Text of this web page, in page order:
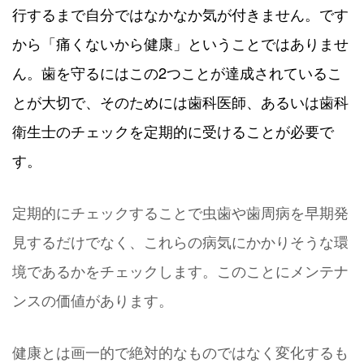
行するまで自分ではなかなか気が付きません。です
から「痛くないから健康」ということではありませ
ん。歯を守るにはこの2つことが達成されているこ
とが大切で、そのためには歯科医師、あるいは歯科
衛生士のチェックを定期的に受けることが必要で
す。
定期的にチェックすることで虫歯や歯周病を早期発
見するだけでなく、これらの病気にかかりそうな環
境であるかをチェックします。このことにメンテナ
ンスの価値があります。
健康とは画一的で絶対的なものではなく変化するも